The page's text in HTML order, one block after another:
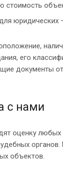
стоимость
юридических
его
документы
с нами
оценку
объектов.